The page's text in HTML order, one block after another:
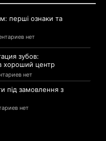
перші ознаки та
нет
зубов:
хороший центр
нет
під замовлення з
нет